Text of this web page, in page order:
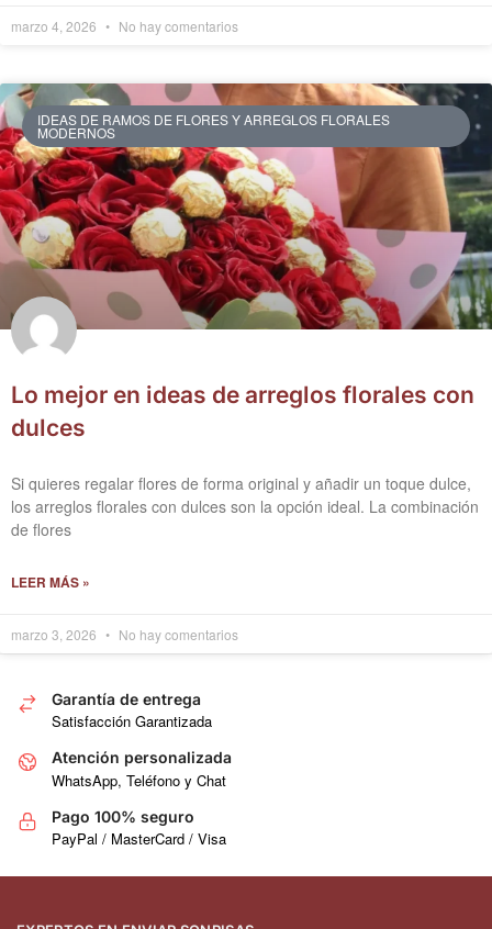
marzo 4, 2026 No hay comentarios
IDEAS DE RAMOS DE FLORES Y ARREGLOS FLORALES
MODERNOS
Lo mejor en ideas de arreglos florales con
dulces
Si quieres regalar flores de forma original y añadir un toque dulce,
los arreglos florales con dulces son la opción ideal. La combinación
de flores
LEER MÁS »
marzo 3, 2026 No hay comentarios
Garantía de entrega
Satisfacción Garantizada
Atención personalizada
WhatsApp, Teléfono y Chat
Pago 100% seguro
PayPal / MasterCard / Visa